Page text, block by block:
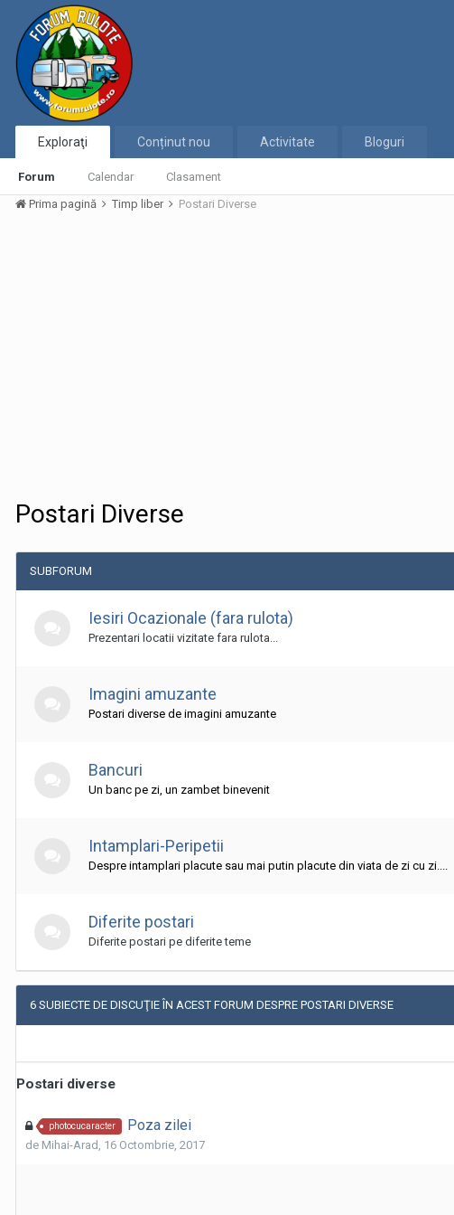
Exploraţi
Forum Calendar Clasament
Conținut nou Activitate Bloguri
Prima pagină Timp liber Postari Diverse
Postari Diverse
SUBFORUM
Iesiri Ocazionale (fara rulota)
Prezentari locatii vizitate fara rulota...
Imagini amuzante
Postari diverse de imagini amuzante
Bancuri
Un banc pe zi, un zambet binevenit
Intamplari-Peripetii
Despre intamplari placute sau mai putin placute din viata de zi cu zi....
Diferite postari
Diferite postari pe diferite teme
6 SUBIECTE DE DISCUŢIE ÎN ACEST FORUM DESPRE POSTARI DIVERSE
Postari diverse
photocucaracter Poza zilei
de Mihai-Arad , 16 Octombrie, 2017